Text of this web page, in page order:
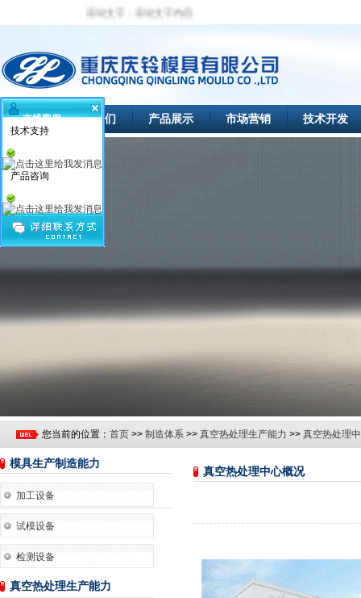
滚动文字，滚动文字内容
首页 关于我们 产品展示 市场营销 技术开发
您当前的位置： 首页 >> 制造体系 >> 真空热处理生产能力 >> 真空热处理
模具生产制造能力
加工设备
试模设备
检测设备
真空热处理生产能力
真空热处理中心概况
在线客服
技术支持
产品咨询